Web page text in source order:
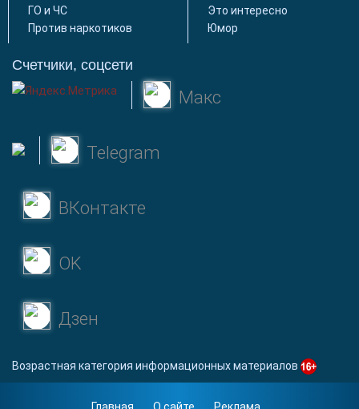
ГО и ЧС
Против наркотиков
Это интересно
Юмор
Счетчики, соцсети
Макс
Telegram
ВКонтакте
OK
Дзен
Возрастная категория информационных материалов